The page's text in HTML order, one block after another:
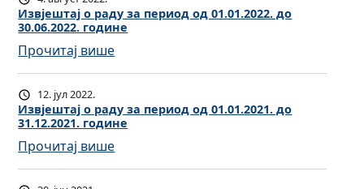
2
.
3
.
0
.
2
2
.
о
д
0
1
0
.
2
е
р
и
о
о
д
0
1
д
у
з
а
е
р
и
о
а
ј
о
р
д
у
з
а
в
ј
е
ш
а
ј
о
р
Извјештај о раду за период од 01.01.2022. до
30.06.2022. године
Прочитај више:
И
в
ј
е
ш
12. јул 2022.
Извјештај о раду за период од 01.01.2021. до
31.12.2021. године
Прочитај више:
И